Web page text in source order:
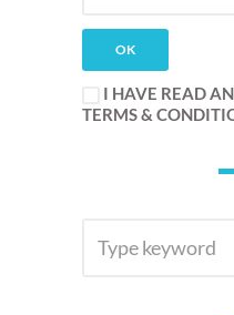
I HAVE READ
TERMS &
FOR: